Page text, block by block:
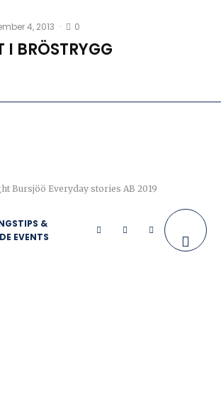
4, 2013 · 0
I BRÖSTRYGG
Bursjöö Everyday stories AB 2019
&
EVENTS